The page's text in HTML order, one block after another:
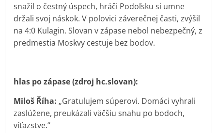
snažil o čestný úspech, hráči Podoľsku si umne
držali svoj náskok. V polovici záverečnej časti, zvýšil
na 4:0 Kulagin. Slovan v zápase nebol nebezpečný, z
predmestia Moskvy cestuje bez bodov.
hlas po zápase (zdroj hc.slovan):
Miloš Říha: „Gratulujem súperovi. Domáci vyhrali
zaslúžene, preukázali väčšiu snahu po bodoch,
víťazstve.“